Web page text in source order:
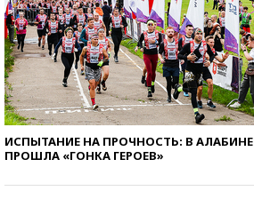
ИСПЫТАНИЕ НА ПРОЧНОСТЬ: В АЛАБИНЕ
ПРОШЛА «ГОНКА ГЕРОЕВ»